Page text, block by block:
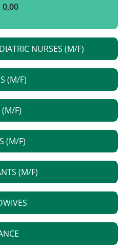
0,00
NURSES (M/F)
(M/F)
(M/F)
(M/F)
(M/F)